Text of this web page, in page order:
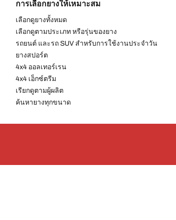
การเลือกยางให้เหมาะสม
เลือกดูยางทั้งหมด
เลือกดูตามประเภท หรือรุ่นของยาง
รถยนต์ และรถ SUV สำหรับการใช้งานประจำวัน
ยางสปอร์ต
4x4 ออลเทอร์เรน​
4x4 เอ็กซ์ตรีม​
เรียกดูตามผู้ผลิต
ค้นหายางทุกขนาด